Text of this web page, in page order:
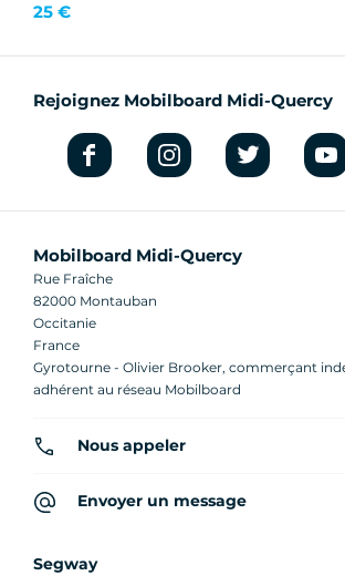
25 €
Rejoignez Mobilboard Midi-Quercy
Mobilboard Midi-Quercy
Rue Fraîche
82000 Montauban
Occitanie
France
Gyrotourne - Olivier Brooker, commerçant
adhérent au réseau Mobilboard
Nous appeler
Envoyer un message
Segway